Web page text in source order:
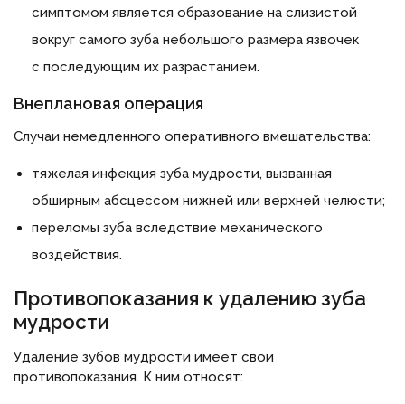
симптомом является образование на слизистой
вокруг самого зуба небольшого размера язвочек
с последующим их разрастанием.
Внеплановая операция
Случаи немедленного оперативного вмешательства:
тяжелая инфекция зуба мудрости, вызванная
обширным абсцессом нижней или верхней челюсти;
переломы зуба вследствие механического
воздействия.
Противопоказания к удалению зуба
мудрости
Удаление зубов мудрости имеет свои
противопоказания. К ним относят: